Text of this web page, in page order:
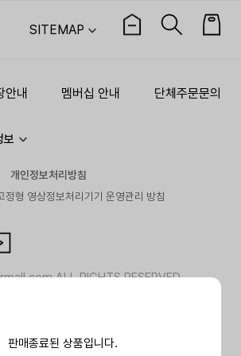
판매종료된 상품입니다.
SITEMAP
안내 멤버십 안내 단체주문문의
보
개인정보처리방침
정형 영상정보처리기기 운영관리 방침
ALL RIGHTS RESERVED